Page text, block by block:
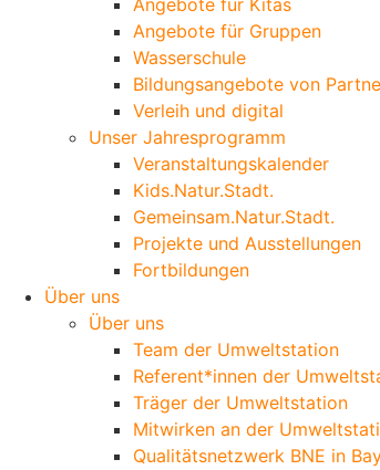
Angebote für Kitas
Angebote für Gruppen
Wasserschule
Bildungsangebote von
Verleih und digital
Unser Jahresprogramm
Veranstaltungskalender
Kids.Natur.Stadt.
Gemeinsam.Natur.Stadt.
Projekte und Ausstellungen
Fortbildungen
Über uns
Über uns
Team der Umweltstation
Referent*innen der
Träger der Umweltstation
Mitwirken an der
Qualitätsnetzwerk BNE in